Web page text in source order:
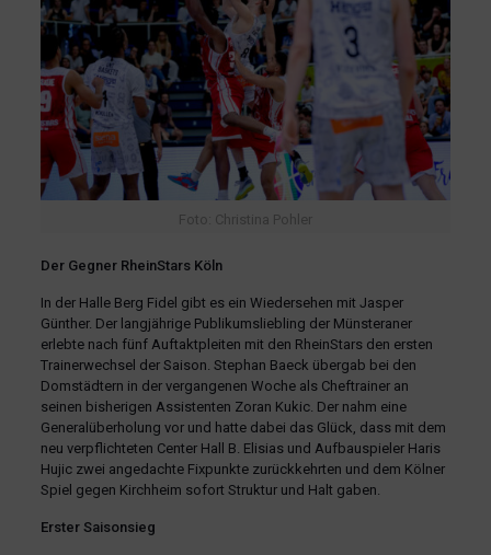
Foto: Christina Pohler
Der Gegner RheinStars Köln
In der Halle Berg Fidel gibt es ein Wiedersehen mit Jasper
Günther. Der langjährige Publikumsliebling der Münsteraner
erlebte nach fünf Auftaktpleiten mit den RheinStars den ersten
Trainerwechsel der Saison. Stephan Baeck übergab bei den
Domstädtern in der vergangenen Woche als Cheftrainer an
seinen bisherigen Assistenten Zoran Kukic. Der nahm eine
Generalüberholung vor und hatte dabei das Glück, dass mit dem
neu verpflichteten Center Hall B. Elisias und Aufbauspieler Haris
Hujic zwei angedachte Fixpunkte zurückkehrten und dem Kölner
Spiel gegen Kirchheim sofort Struktur und Halt gaben.
Erster Saisonsieg